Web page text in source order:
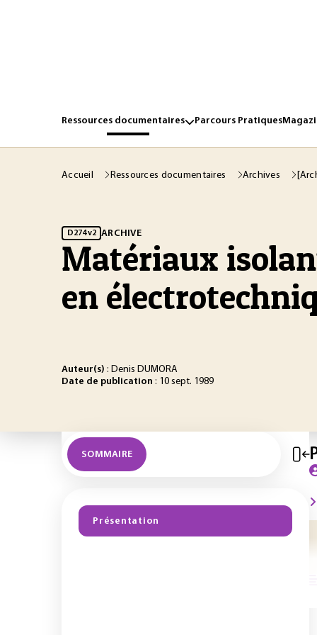
Ressources documentaires Parcours Pratiques
Accueil Ressources documentaires Archives
D274 v2 ARCHIVE
Matériaux
en
Auteur(s) : Denis DUMORA
Date de publication : 10 sept. 1989
SOMMAIRE
Présentation